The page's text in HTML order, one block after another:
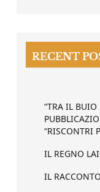
RECENT
“TRA IL BUIO
“RISCONTRI
IL REGNO
IL